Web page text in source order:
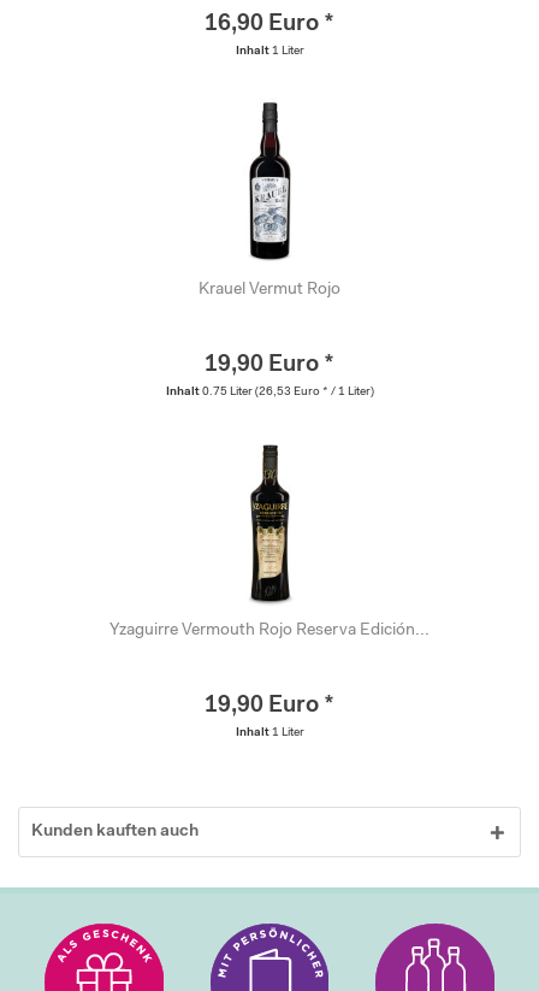
16,90 Euro *
Inhalt 1 Liter
Krauel Vermut Rojo
19,90 Euro *
Inhalt 0.75 Liter (26,53 Euro * / 1 Liter)
Yzaguirre Vermouth Rojo Reserva Edición...
19,90 Euro *
Inhalt 1 Liter
Kunden kauften auch